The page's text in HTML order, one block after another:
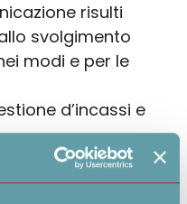
risulti
svolgimento
modi e per le
d’incassi e
in alcun caso
il darne